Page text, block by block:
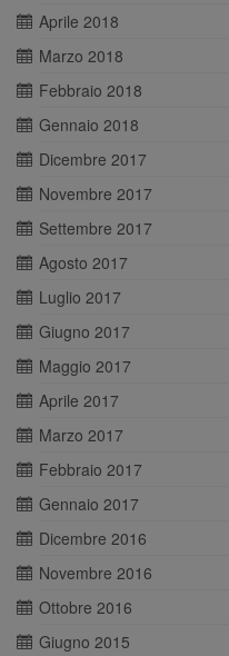
Aprile 2018
Marzo 2018
Febbraio 2018
Gennaio 2018
Dicembre 2017
Novembre 2017
Settembre 2017
Agosto 2017
Luglio 2017
Giugno 2017
Maggio 2017
Aprile 2017
Marzo 2017
Febbraio 2017
Gennaio 2017
Dicembre 2016
Novembre 2016
Ottobre 2016
Giugno 2015